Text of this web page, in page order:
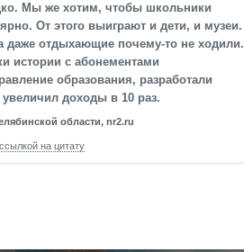
Мы же хотим, чтобы школьники
От этого выиграют и дети, и музеи.
даже отдыхающие почему-то не ходили.
истории с абонементами
образования, разработали
доходы в 10 раз.
области, nr2.ru
на цитату